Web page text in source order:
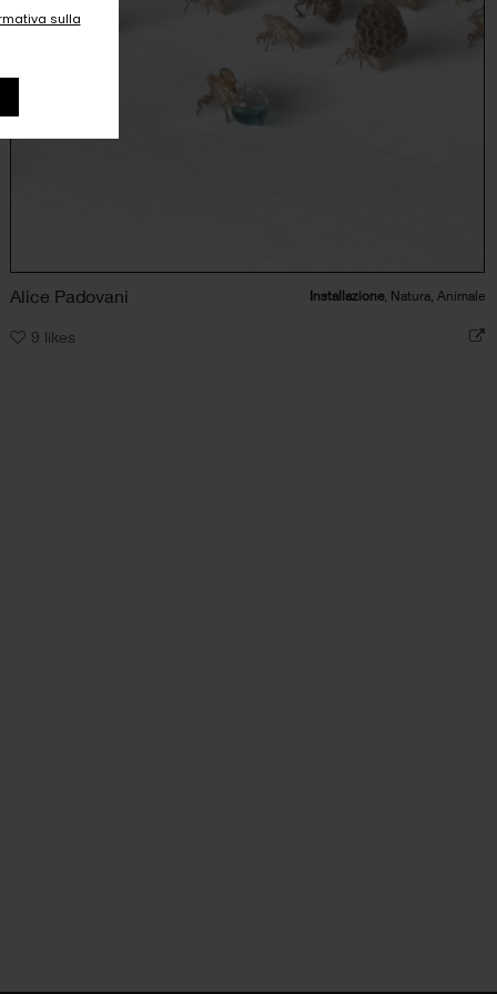
sulla
Alice Padovani Installazione, Natura, Animale
9 likes